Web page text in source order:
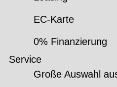
EC-Karte
0% Finanzierung
Service
Große Auswahl